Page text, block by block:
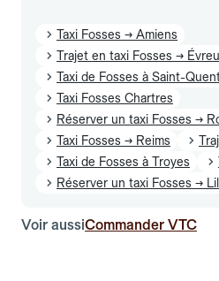
Taxi Fosses → Amiens
Trajet en taxi Fosses →
Taxi de Fosses à Saint-
Taxi Fosses Chartres
Réserver un taxi Fosses →
Taxi Fosses → Reims
Taxi de Fosses à Troyes
Réserver un taxi Fosses →
Voir aussiCommander VTC